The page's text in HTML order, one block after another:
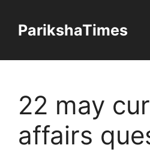
contentParikshaTimes
22 may
affairs